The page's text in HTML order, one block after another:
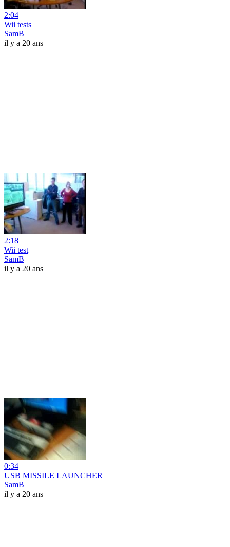
2:04
Wii tests
SamB
il y a 20 ans
2:18
Wii test
SamB
il y a 20 ans
0:34
USB MISSILE LAUNCHER
SamB
il y a 20 ans